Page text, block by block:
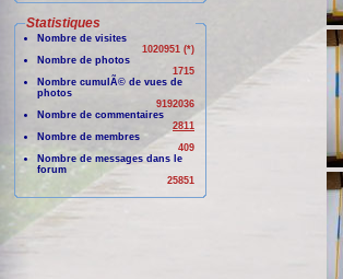
Statistiques
Nombre de visites
1020951 (*)
Nombre de photos
1715
Nombre cumulÃ© de vues de
photos
9192036
Nombre de commentaires
2811
Nombre de membres
409
Nombre de messages dans le
forum
25851